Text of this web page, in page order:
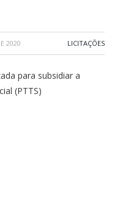
2020 LICITAÇÕES
para subsidiar a
(PTTS)